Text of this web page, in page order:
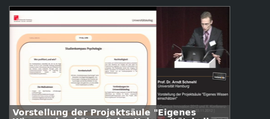
Vorstellung der Projektsäule "Eigenes